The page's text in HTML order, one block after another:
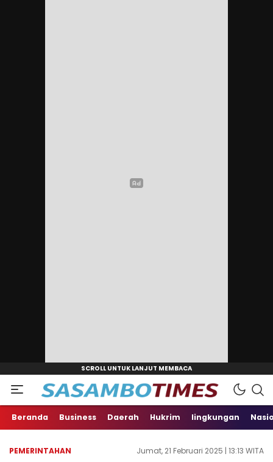
Beranda Business Daerah Hukrim lingkungan
PEMERINTAHAN Jumat, 21 Februari 2025 | 13:13 WITA